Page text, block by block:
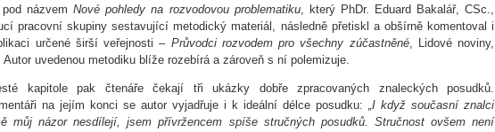
pod názvemNové pohledy na rozvodovou problematiku, který PhDr. Eduard Bakalář, CSc.,
pracovní skupiny sestavující metodický materiál, následně přetiskl a obšírně komentoval i
určené širší veřejnosti – Průvodci rozvodem pro všechny zúčastněné, Lidové noviny,
Autor uvedenou metodiku blíže rozebírá a zároveň s ní polemizuje.
kapitole pak čtenáře čekají tři ukázky dobře zpracovaných znaleckých posudků.
na jejím konci se autor vyjadřuje i k ideální délce posudku:
„I když současní znalci
můj názor nesdílejí, jsem přívržencem spíše stručných posudků. Stručnost ovšem není